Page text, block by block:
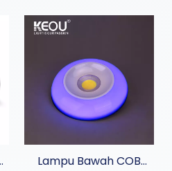
Lampu Bawah COB